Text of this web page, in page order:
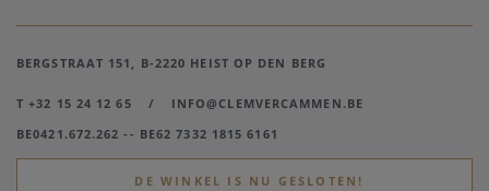
BERGSTRAAT 151, B-2220 HEIST OP DEN BERG
T +32 15 24 12 65 /
INFO@CLEMVERCAMMEN.BE
BE0421.672.262 -- BE62 7332 1815 6161
DE WINKEL IS NU GESLOTEN!